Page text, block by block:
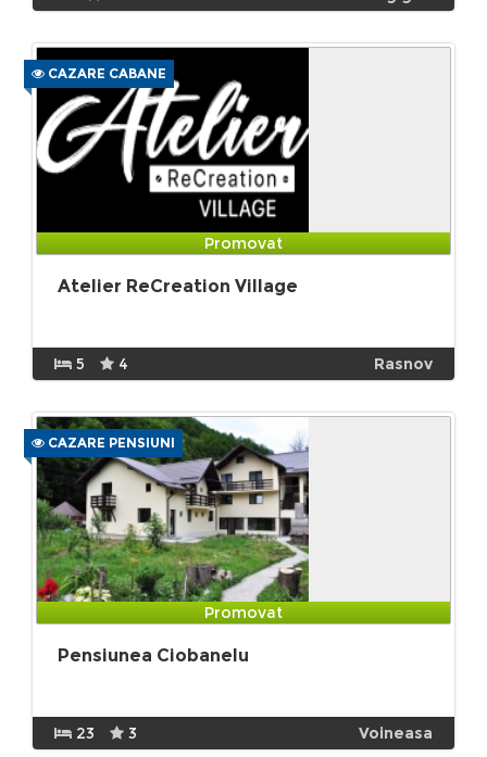
CAZARE CABANE
Promovat
Atelier ReCreation Village
5 4 Rasnov
CAZARE PENSIUNI
Promovat
Pensiunea Ciobanelu
23 3 Voineasa